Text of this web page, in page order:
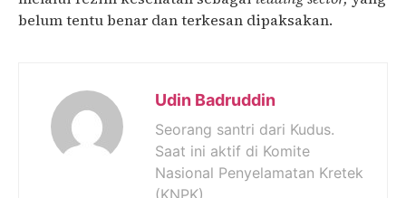
belum tentu benar dan terkesan dipaksakan.
Udin Badruddin
Seorang santri dari Kudus.
Saat ini aktif di Komite
Nasional Penyelamatan Kretek
(KNPK).